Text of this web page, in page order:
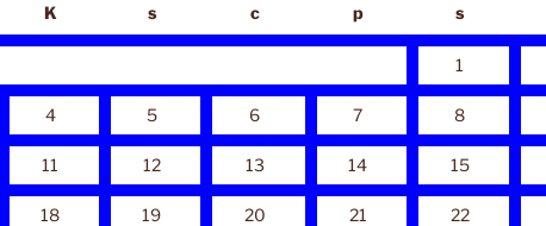
K s c p s
1
4 5 6 7 8
11 12 13 14 15
18 19 20 21 22